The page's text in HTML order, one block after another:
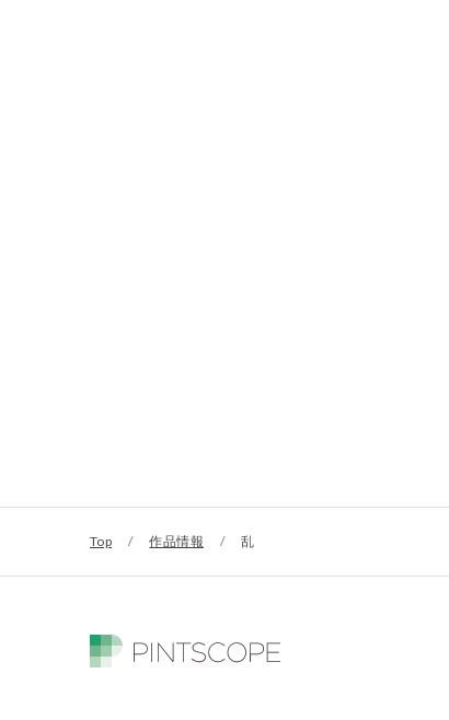
Top / 作品情報 / 乱